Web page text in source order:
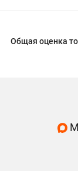
Общая оценка